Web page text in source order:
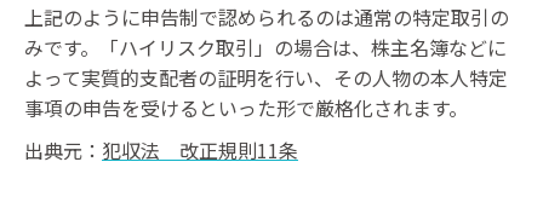
上記のように申告制で認められるのは通常の特定取引の
みです。「ハイリスク取引」の場合は、株主名簿などに
よって実質的支配者の証明を行い、その人物の本人特定
事項の申告を受けるといった形で厳格化されます。
出典元： 犯収法 改正規則11条